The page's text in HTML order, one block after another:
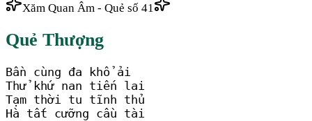
Xăm Quan Âm - Quẻ số 41
Quẻ Thượng
Bần cùng đa khổ ải
Thử khứ nan tiến lai
Tạm thời tu tĩnh thủ
Hà tất cưỡng cầu tài